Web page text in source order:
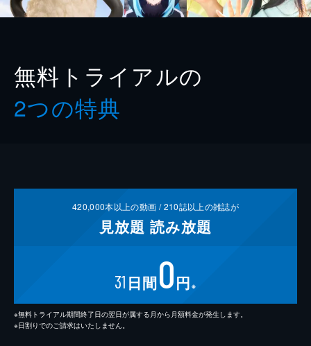
無料トライアルの
2つの特典
420,000本以上の動画 /210誌以上の雑誌が
見放題 読み放題
31 日間0円 ※
※無料トライアル期間終了日の翌日が属する月から月額料金が発生します。
※日割りでのご請求はいたしません。